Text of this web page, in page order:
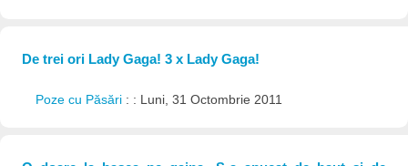
De trei ori Lady Gaga! 3 x Lady Gaga!
Poze cu Păsări : : Luni, 31 Octombrie 2011